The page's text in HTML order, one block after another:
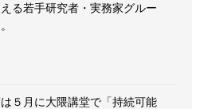
る若手研究者・実務家グルー
５月に大隈講堂で「持続可能